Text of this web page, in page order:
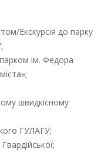
Екскурсія до парку
ім. Федора
швидкісному
ГУЛАГУ;